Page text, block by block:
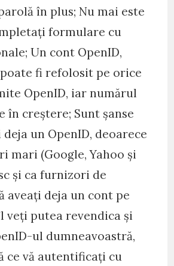
în plus; Nu mai este
formulare cu
Un cont OpenID,
fi refolosit pe orice
OpenID, iar numărul
în creștere; Sunt șanse
un OpenID, deoarece
mari (Google, Yahoo și
și ca furnizori de
aveați deja un cont pe
veți putea revendica și
ul dumneavoastră,
ce vă autentificați cu